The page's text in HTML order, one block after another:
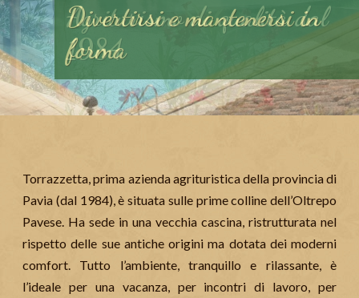
Divertirsi e mantenersi in
forma
Torrazzetta, prima azienda agrituristica della provincia di
Pavia (dal 1984), è situata sulle prime colline dell’Oltrepo
Pavese. Ha sede in una vecchia cascina, ristrutturata nel
rispetto delle sue antiche origini ma dotata dei moderni
comfort. Tutto l’ambiente, tranquillo e rilassante, è
l’ideale per una vacanza, per incontri di lavoro, per